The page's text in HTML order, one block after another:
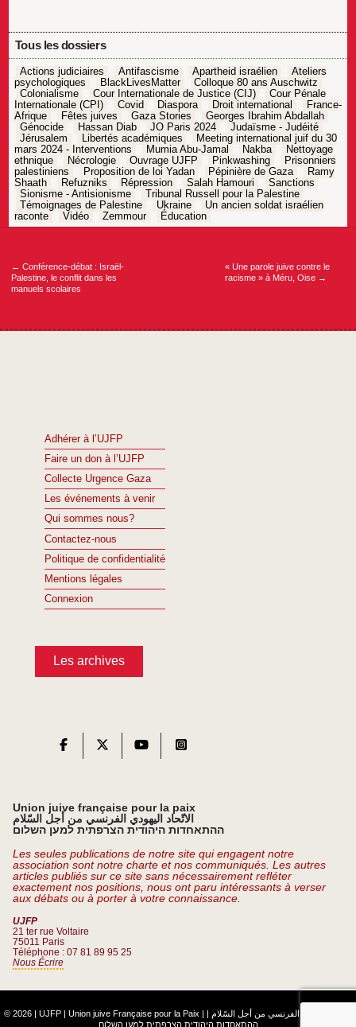
Tous les dossiers
Actions judiciaires Antifascisme Apartheid israélien
Ateliers
psychologiques
BlackLivesMatter
Colloque 80 ans Auschwitz
Colonialisme
Cour Internationale de Justice (CIJ)
Cour Pénale
Internationale (CPI)
Covid Diaspora Droit international
France-
Afrique
Fêtes juives Gaza Stories
Georges Ibrahim Abdallah
Génocide
Hassan Diab JO Paris 2024
Judaïsme - Judéité
Jérusalem
Libertés académiques
Meeting international juif du 30
mars 2024 - Interventions
Mumia Abu-Jamal Nakba
Nettoyage
ethnique
Nécrologie Ouvrage UJFP Pinkwashing
Prisonniers
palestiniens
Proposition de loi Yadan Pépinière de Gaza
Ramy
Shaath
Refuzniks Répression Salah Hamouri
Sanctions
Sionisme - Antisionisme
Tribunal Russell pour la Palestine
Témoignages de Palestine
Ukraine
Un ancien soldat israélien
raconte
Vidéo Zemmour Éducation
Navigation
← Conférence-débat : Israël-
Palestine, le conflit dans les
manuels scolaires
« Une parole juive contre le
racisme » à Méru, Oise →
Adhérer à l’UJFP
Faire un don à l’UJFP
Collecte Urgence Gaza
Les événements à venir
Qui sommes nous?
Contactez-nous
Politique de confidentialité
Mentions légales
Connexion
Les archives
Union juive française pour la paix
الاتّحاد اليهودي الفرنسي من أجل السّلام
ההתאחדות היהודית הצרפתית למען השלום
Les seules publications de notre site qui engagent notre
association sont notre charte et nos communiqués. Les autres
articles publiés sur ce site sans nécessairement refléter
exactement nos positions, nous ont paru intéressants à verser
aux débats ou à porter à votre connaissance.
UJFP
21 ter rue Voltaire
75011 Paris
Téléphone : 07 81 89 95 25
Nous Écrire
© 2026 | UJFP | Union juive Française pour la Paix | الاتّحاد اليهودي الفرنسي من أجل السّلام |
ההתאחדות היהודית הצרפתית למען השלום